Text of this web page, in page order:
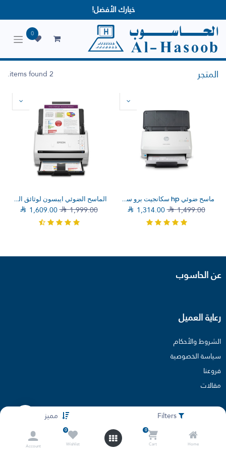
Filters مميز
Home
0
Cart
0
Wishlist
Account
خيارك الأفضل!
0
المتجر 2 items found.
ماسح ضوئي hp سكانجيت برو سكانر احترافي للشركات S4 3000
 1,314.001,499.00
الماسح الضوئي ايبسون لوثائق الملونة من وورك فورس DS-770
 1,609.001,999.00
عن الحاسوب
رعاية العميل
الشروط والأحكام
سياسة الخصوصية
فروعنا
مقالات